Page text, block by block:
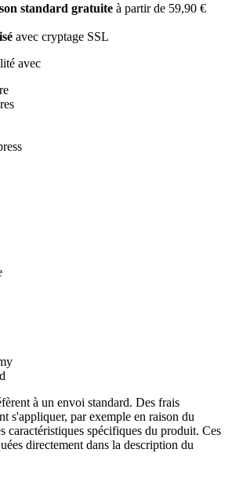
standard gratuite à partir de 59,90 €
avec cryptage SSL
avec
à un envoi standard. Des frais
s'appliquer, par exemple en raison du
caractéristiques spécifiques du produit. Ces
directement dans la description du